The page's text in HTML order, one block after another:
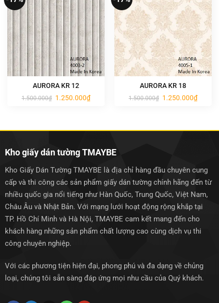
AURORA KR 12
1.500.000₫ Giá
gốc
1.250.000₫Giá
hiện
AURORA KR 18
1.500.000₫ Giá
gốc
1.250.000₫Giá
hiện
Kho giấy dán tường TMAYBE
Kho Giấy Dán Tường TMAYBE là địa chỉ hàng đầu chuyên cung
cấp và thi công các sản phẩm giấy dán tường chính hãng đến từ
nhiều quốc gia nổi tiếng như Hàn Quốc, Trung Quốc, Việt Nam,
Châu Âu và Nhật Bản. Với mạng lưới hoạt động rộng khắp tại
TP. Hồ Chí Minh và Hà Nội, TMAYBE cam kết mang đến cho
khách hàng những sản phẩm chất lượng cao cùng dịch vụ thi
công chuyên nghiệp.
Với các phương tiện hiện đại, phong phú và đa dạng về chủng
loại, chúng tôi sẵn sàng đáp ứng mọi nhu cầu của Quý khách.